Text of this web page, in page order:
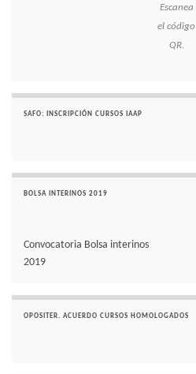
Escanea
el código
QR.
SAFO: INSCRIPCIÓN CURSOS IAAP
BOLSA INTERINOS 2019
Convocatoria Bolsa interinos
2019
OPOSITER. ACUERDO CURSOS HOMOLOGADOS